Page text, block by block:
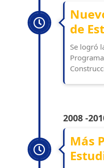
de
Se logró
2008 -
Más